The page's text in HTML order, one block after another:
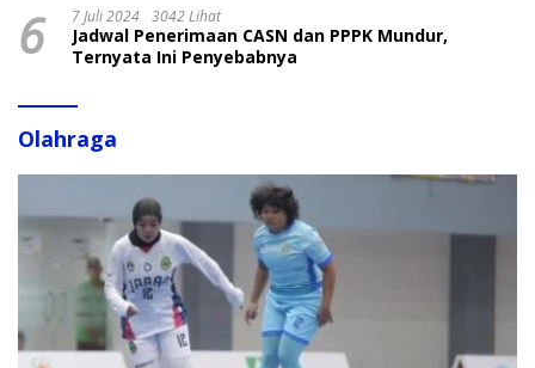
6 7 Juli 2024 3042 Lihat
Jadwal Penerimaan CASN dan PPPK Mundur,
Ternyata Ini Penyebabnya
Olahraga